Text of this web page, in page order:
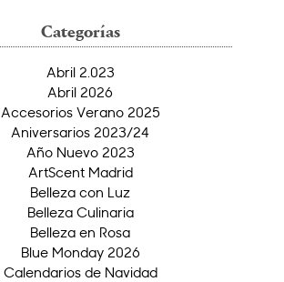
Categorías
Abril 2.023
Abril 2026
Accesorios Verano 2025
Aniversarios 2023/24
Año Nuevo 2023
ArtScent Madrid
Belleza con Luz
Belleza Culinaria
Belleza en Rosa
Blue Monday 2026
Calendarios de Navidad